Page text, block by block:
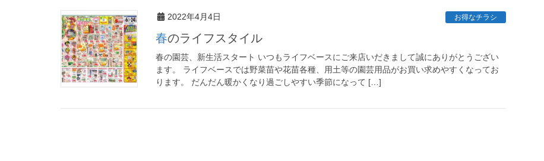
2022年4月4日 お得なチラシ
春のライフスタイル
春の園芸、新生活スタート いつもライフベースにご来店いだきまして誠にありがとうござい
ます。 ライフベースでは野菜苗や花苗各種、用土等の園芸用品がお買い求めやすくなってお
ります。 だんだん暖かくなり過ごしやすい季節になって […]